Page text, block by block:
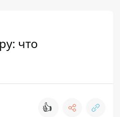
что
👍